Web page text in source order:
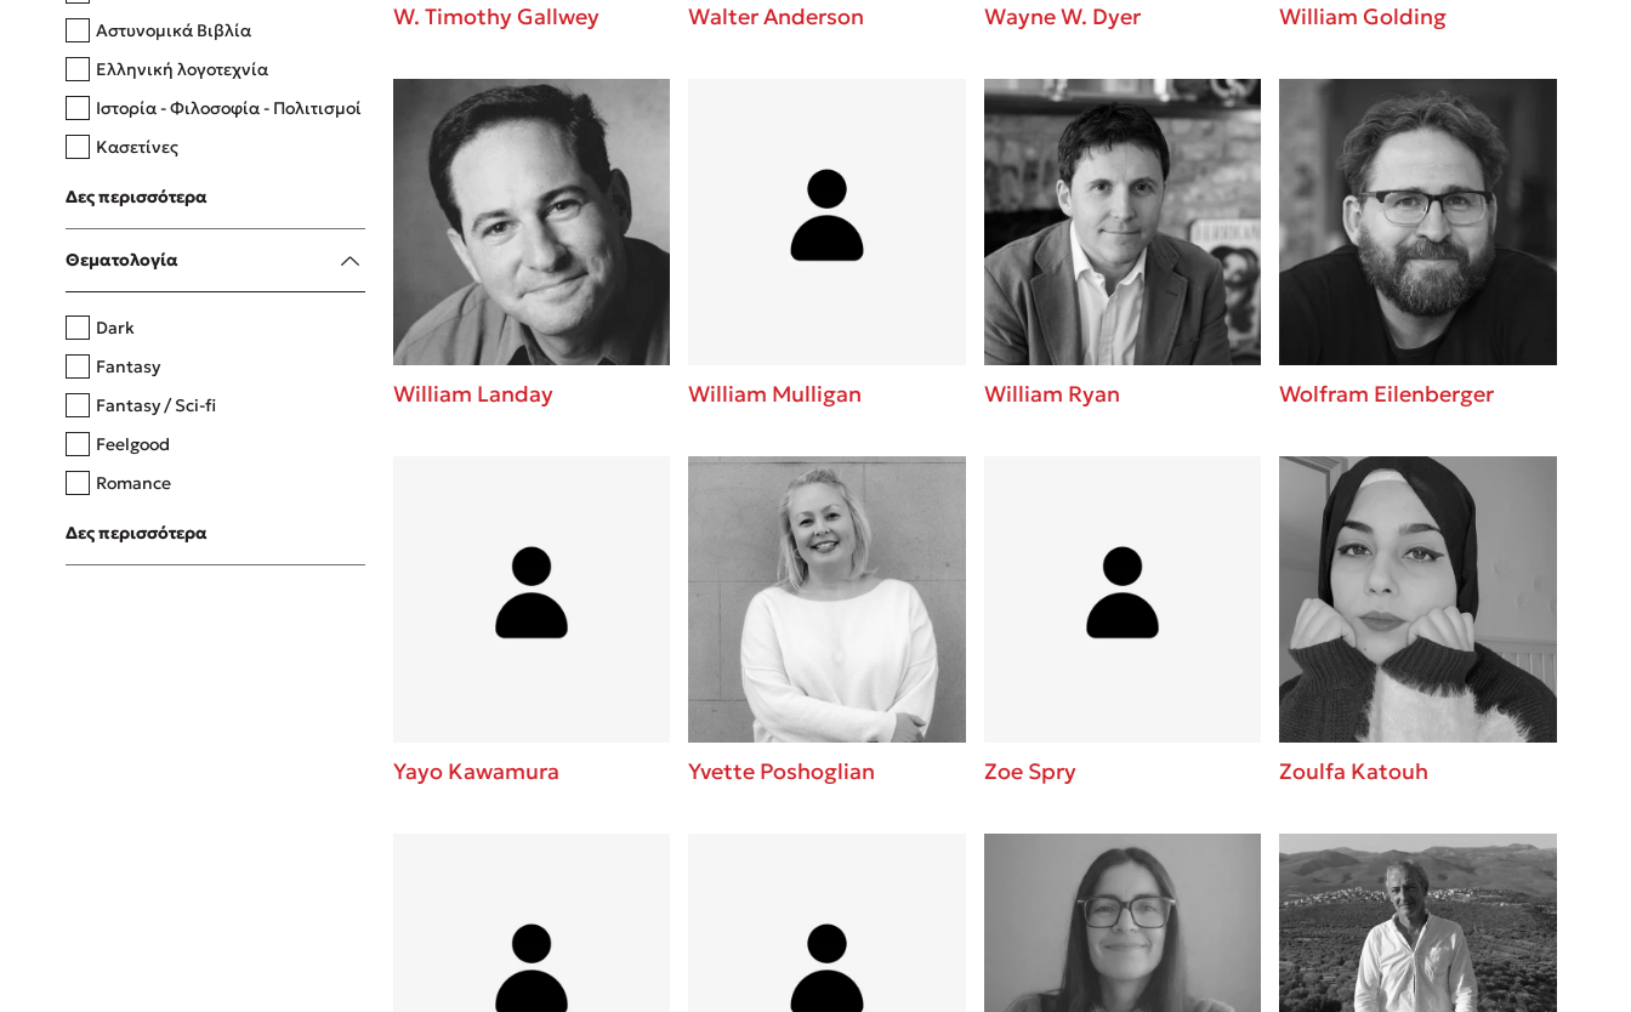
Δανάη Δεληγεώργη
Πάνω, κάτω, μπροστά, πίσω
Η μέθοδος Αφήστε τους
Αστυνομικά Βιβλία
Ελληνική λογοτεχνία
Ιστορία - Φιλοσοφία - Πολιτισμοί
Κασετίνες
Λευκώματα - Έγχρωμοι οδηγοί
Μαγειρική
Δες περισσότερα
Θεματολογία
Dark
Fantasy
Fantasy / Sci-fi
Feelgood
Romance
Upmarket
Young Adult
Δες περισσότερα
W. Timothy Gallwey Walter Anderson Wayne W. Dyer William Golding
William Landay William Mulligan William Ryan Wolfram Eilenberger
Yayo Kawamura Yvette Poshoglian Zoe Spry Zoulfa Katouh